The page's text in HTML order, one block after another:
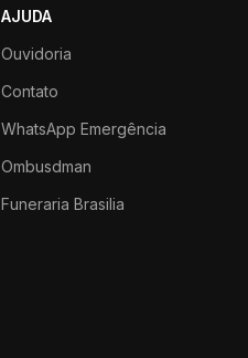
AJUDA
Ouvidoria
Contato
WhatsApp Emergência
Ombusdman
Funeraria Brasilia